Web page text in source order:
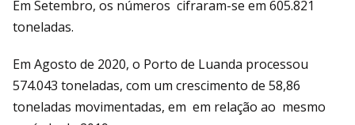
Em Setembro, os números cifraram-se em 605.821
toneladas.
Em Agosto de 2020, o Porto de Luanda processou
574.043 toneladas, com um crescimento de 58,86
toneladas movimentadas, em em relação ao mesmo